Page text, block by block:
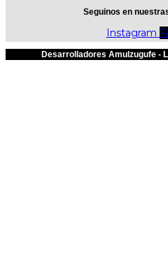
Seguinos en
Instagram
Desarrolladores Amulzugufe -